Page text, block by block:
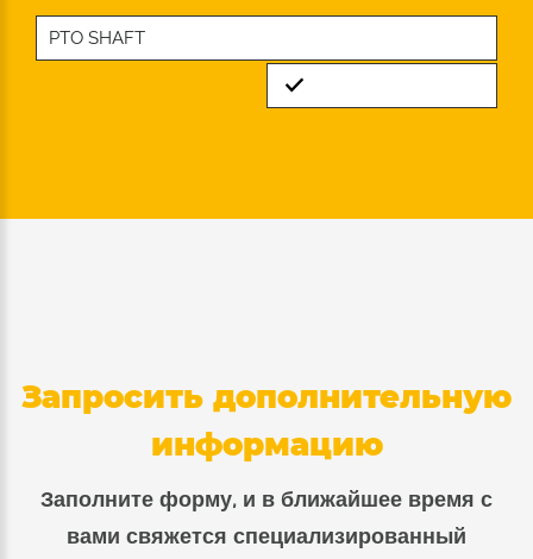
PTO SHAFT
Standard
Запросить дополнительную
информацию
Заполните форму, и в ближайшее время с
вами свяжется специализированный